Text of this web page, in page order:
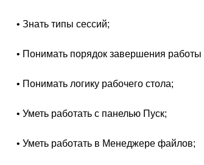
• Знать типы сессий;
• Понимать порядок завершения
• Понимать логику рабочего стола;
• Уметь работать с панелью Пуск;
• Уметь работать в Менеджере файлов;